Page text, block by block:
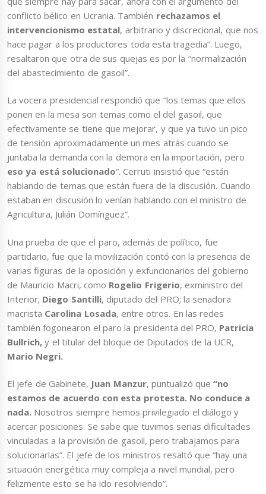
conflicto bélico en Ucrania. También rechazamos el
intervencionismo estatal, arbitrario y discrecional, que nos
hace pagar a los productores toda esta tragedia”. Luego,
resaltaron que otra de sus quejas es por la “normalización
del abastecimiento de gasoil”.
La vocera presidencial respondió que “los temas que ellos
ponen en la mesa son temas como el del gasoil, que
efectivamente se tiene que mejorar, y que ya tuvo un pico
de tensión aproximadamente un mes atrás cuando se
juntaba la demanda con la demora en la importación, pero
eso ya está solucionado“. Cerruti insistió que “están
hablando de temas que están fuera de la discusión. Cuando
estaban en discusión lo venían hablando con el ministro de
Agricultura, Julián Domínguez”.
Una prueba de que el paro, además de político, fue
partidario, fue que la movilización contó con la presencia de
varias figuras de la oposición y exfuncionarios del gobierno
de Mauricio Macri, como Rogelio Frigerio, exministro del
Interior; Diego Santilli, diputado del PRO; la senadora
macrista Carolina Losada, entre otros. En las redes
también fogonearon el paro la presidenta del PRO, Patricia
Bullrich, y el titular del bloque de Diputados de la UCR,
Mario Negri.
El jefe de Gabinete, Juan Manzur, puntualizó que“no
estamos de acuerdo con esta protesta. No conduce a
nada. Nosotros siempre hemos privilegiado el diálogo y
acercar posiciones. Se sabe que tuvimos serias dificultades
vinculadas a la provisión de gasoil, pero trabajamos para
solucionarlas”. El jefe de los ministros resaltó que “hay una
situación energética muy compleja a nivel mundial, pero
felizmente esto se ha ido resolviendo”.